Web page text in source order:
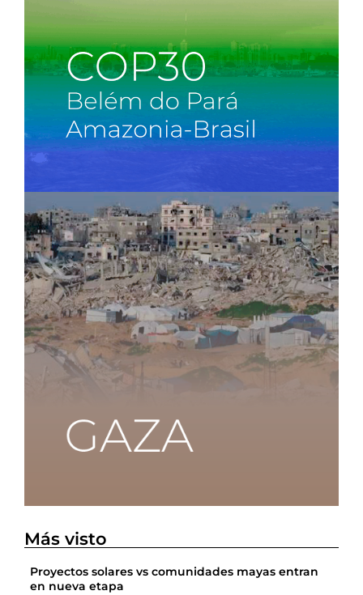
Más visto
Proyectos solares vs comunidades mayas entran
en nueva etapa